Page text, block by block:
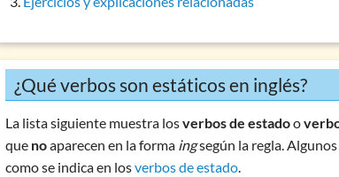
Conjugación
Past Participle (formaed)
Infinitivo
Modo subjuntivo
Gerundio
¿Qué verbos son estáticos en inglés?
La lista siguiente muestra losverbos de estadoo
que noaparecen en la forma ingsegún la regla.
como se indica en losverbos de estado.